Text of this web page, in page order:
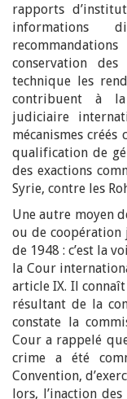
rapports
informations
conservation
technique les
contribuent à
judiciaire
mécanismes
qualification de
des exactions
Syrie, contre les
Une autre moyen
ou de
de 1948 : c’est la
la Cour
article IX. Il
résultant de la
constate la
Cour a rappelé
crime a été
Convention,
lors, l’inaction